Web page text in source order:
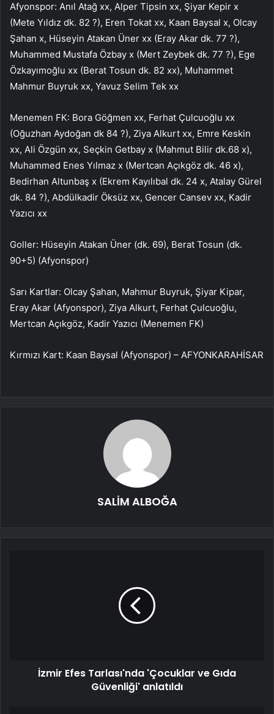
Afyonspor: Anıl Atağ xx, Alper Tipsin xx, Şiyar Kepir x
(Mete Yıldız dk. 82 ?), Eren Tokat xx, Kaan Baysal x, Olcay
Şahan x, Hüseyin Atakan Üner xx (Eray Akar dk. 77 ?),
Muhammed Mustafa Özbay x (Mert Zeybek dk. 77 ?), Ege
Özkayımoğlu xx (Berat Tosun dk. 82 xx), Muhammet
Mahmur Buyruk xx, Yavuz Selim Tek xx
Menemen FK: Bora Göğmen xx, Ferhat Çulcuoğlu xx
(Oğuzhan Aydoğan dk 84 ?), Ziya Alkurt xx, Emre Keskin
xx, Ali Özgün xx, Seçkin Getbay x (Mahmut Bilir dk.68 x),
Muhammed Enes Yılmaz x (Mertcan Açıkgöz dk. 46 x),
Bedirhan Altunbaş x (Ekrem Kayılıbal dk. 24 x, Atalay Gürel
dk. 84 ?), Abdülkadir Öksüz xx, Gencer Cansev xx, Kadir
Yazıcı xx
Goller: Hüseyin Atakan Üner (dk. 69), Berat Tosun (dk.
90+5) (Afyonspor)
Sarı Kartlar: Olcay Şahan, Mahmur Buyruk, Şiyar Kipar,
Eray Akar (Afyonspor), Ziya Alkurt, Ferhat Çulcuoğlu,
Mertcan Açıkgöz, Kadir Yazıcı (Menemen FK)
Kırmızı Kart: Kaan Baysal (Afyonspor) – AFYONKARAHİSAR
SALİM ALBOĞA
İzmir Efes Tarlası'nda 'Çocuklar ve Gıda
Güvenliği' anlatıldı